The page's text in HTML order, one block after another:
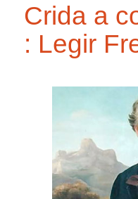
Crida a
: Legir